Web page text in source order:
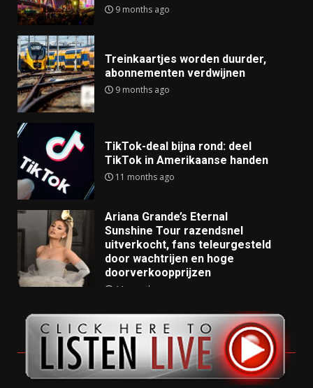
9 months ago
Treinkaartjes worden duurder,
abonnementen verdwijnen
9 months ago
TikTok-deal bijna rond: deel
TikTok in Amerikaanse handen
11 months ago
Ariana Grande’s Eternal
Sunshine Tour razendsnel
uitverkocht, fans teleurgesteld
door wachtrijen en hoge
doorverkoopprijzen
11 months ago